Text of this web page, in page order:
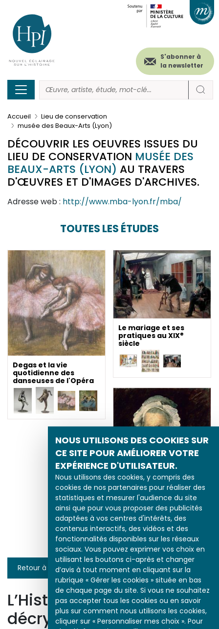
NOUS UTILISONS DES COOKIES SUR
CE SITE POUR AMÉLIORER VOTRE
EXPÉRIENCE D'UTILISATEUR.
Nous utilisons des cookies, y compris des
cookies de nos partenaires pour réaliser des
statistiques et mesurer l'audience du site
ainsi que pour vous proposer des publicités
adaptées à vos centres d'intérêts, des
contenus interactifs, des vidéos et des
fonctionnalités disponibles sur les réseaux
sociaux. Vous pouvez exprimer vos choix en
utilisant les boutons ci-après et changer
d’avis à tout moment en cliquant sur la
rubrique « Gérer les cookies » située en bas
de chaque page du site. Si vous ne souhaitez
pas accepter tous les cookies ou en savoir
plus sur comment nous utilisons les cookies,
cliquer sur « Personnaliser mes choix ». Pour
contenu
principal
Menu
secondaire
(header)
S'abonner à
la newsletter
Accueil
Lieu de conservation
musée des Beaux-Arts (Lyon)
DÉCOUVRIR LES OEUVRES ISSUES DU
LIEU DE CONSERVATION MUSÉE DES
BEAUX-ARTS (LYON) AU TRAVERS
D'ŒUVRES ET D'IMAGES D'ARCHIVES.
Adresse web : http://www.mba-lyon.fr/mba/
TOUTES LES ÉTUDES
Degas et la vie
quotidienne des
danseuses de l'Opéra
Le mariage et ses
pratiques au XIXe
siècle
Regard sur la folie
Retour à la liste
L’Histoire par l’image
décrypte l’histoire